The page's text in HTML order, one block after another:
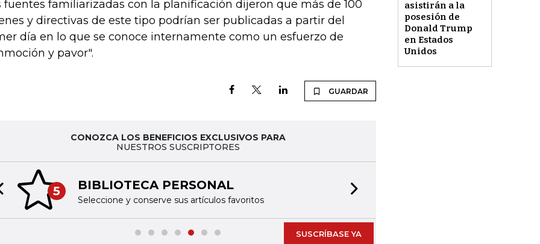
asistirán a la
posesión de
Donald Trump
en Estados
Unidos
fuentes familiarizadas con la planificación dijeron que más de 100
y directivas de este tipo podrían ser publicadas a partir del
día en lo que se conoce internamente como un esfuerzo de
y pavor".
GUARDAR
CONOZCA LOS BENEFICIOS EXCLUSIVOS PARA
NUESTROS SUSCRIPTORES
5 BIBLIOTECA PERSONAL
Seleccione y conserve sus artículos favoritos
slide
SUSCRÍBASE YA